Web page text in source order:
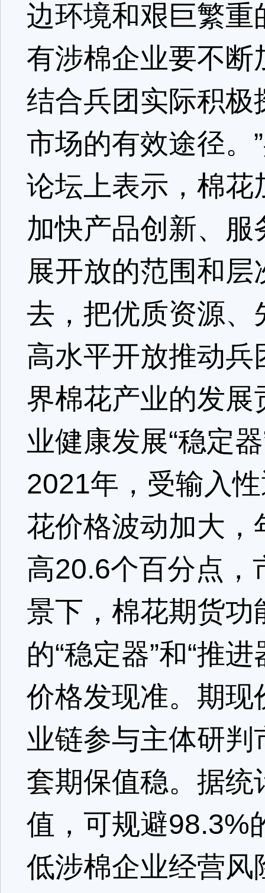
边环境和艰巨繁
有涉棉企业要不
结合兵团实际积
市场的有效途径。
论坛上表示，棉
加快产品创新、
展开放的范围和
去，把优质资源
高水平开放推动
界棉花产业的发
业健康发展“稳定器
2021年，受输入
花价格波动加大
高20.6个百分点，
景下，棉花期货
的“稳定器”和“推
价格发现准。期
业链参与主体研判
套期保值稳。据
值，可规避98.3%
低涉棉企业经营